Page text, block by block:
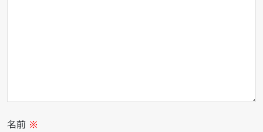
名前 ※